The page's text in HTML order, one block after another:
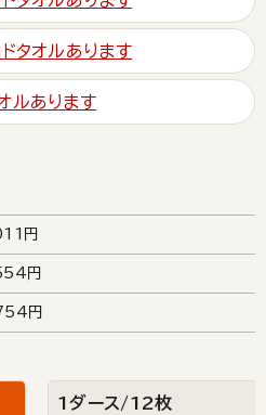
タオルあります
ルあります
円
円
円
1ダース/12枚